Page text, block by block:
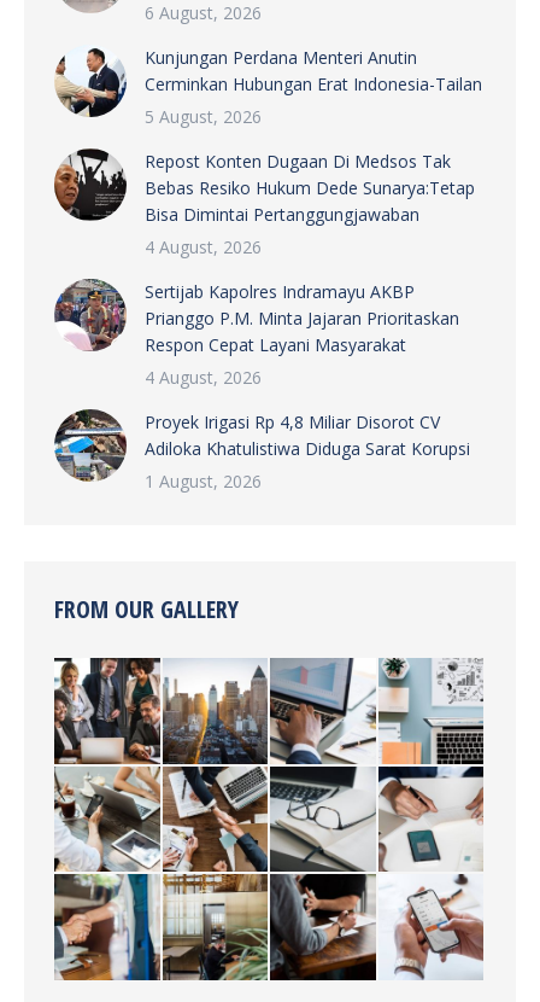
6 August, 2026
Kunjungan Perdana Menteri Anutin
Cerminkan Hubungan Erat Indonesia-Tailan
5 August, 2026
Repost Konten Dugaan Di Medsos Tak
Bebas Resiko Hukum Dede Sunarya:Tetap
Bisa Dimintai Pertanggungjawaban
4 August, 2026
Sertijab Kapolres Indramayu AKBP
Prianggo P.M. Minta Jajaran Prioritaskan
Respon Cepat Layani Masyarakat
4 August, 2026
Proyek Irigasi Rp 4,8 Miliar Disorot CV
Adiloka Khatulistiwa Diduga Sarat Korupsi
1 August, 2026
FROM OUR GALLERY